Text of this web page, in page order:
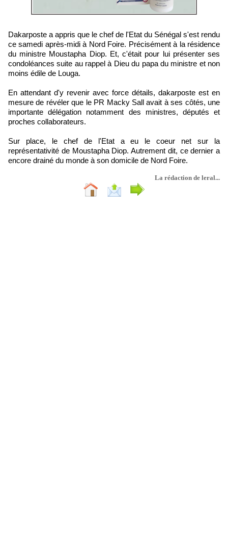
Dakarposte a appris que le chef de l'Etat du Sénégal s'est rendu
ce samedi après-midi à Nord Foire. Précisément à la résidence
du ministre Moustapha Diop. Et, c'était pour lui présenter ses
condoléances suite au rappel à Dieu du papa du ministre et non
moins édile de Louga.
En attendant d'y revenir avec force détails, dakarposte est en
mesure de révéler que le PR Macky Sall avait à ses côtés, une
importante délégation notamment des ministres, députés et
proches collaborateurs.
Sur place, le chef de l'Etat a eu le coeur net sur la
représentativité de Moustapha Diop. Autrement dit, ce dernier a
encore drainé du monde à son domicile de Nord Foire.
La rédaction de leral...